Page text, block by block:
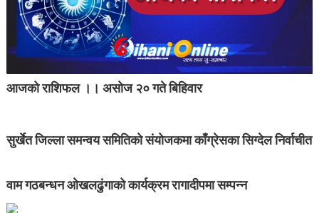
आजको राशिफल ।। असोज २० गते बिहिवार
सुर्खेत जिल्ला समन्वय समितिको संयोजकमा काँग्रेसका सिग्देल निर्वाचीत
वाम गठबन्धन ओखलढुंगाको कार्यक्रम रागादीपमा सम्पन्न